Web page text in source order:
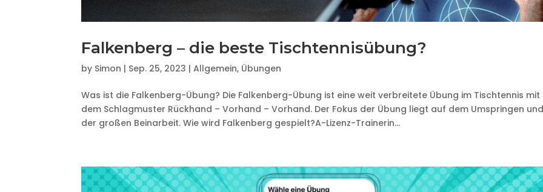
Falkenberg – die beste Tischtennisübung?
by Simon | Sep. 25, 2023 |Allgemein, Übungen
Was ist die Falkenberg-Übung? Die Falkenberg-Übung ist eine weit verbreitete Übung im Tischtennis mit
dem Schlagmuster Rückhand – Vorhand – Vorhand. Der Fokus der Übung liegt auf dem Umspringen
der großen Beinarbeit. Wie wird Falkenberg gespielt?A-Lizenz-Trainerin...